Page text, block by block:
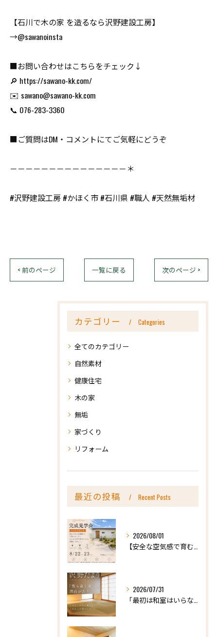
【石川で木の家 を造るなら沢野建設工房】
→@sawanoinsta
■お問い合わせはこちらをチェック↓
🔎 https://sawano-kk.com/
✉️ sawano@sawano-kk.com
📞 076-283-3360
■ご質問はDM・コメントにてご気軽にどうぞ
－－－－－－－－－－－－－－－＊
#沢野建設工房 #かほく市 #石川県 #職人 #天然無垢材
< 前のページ 一覧に戻る 次のページ >
カテゴリー Categories
全てのカテゴリー
自然素材
健康住宅
木の家
無垢
家づくり
リフォーム
最近の投稿 Recent Posts
2026/08/01
【安全な空気感で育む、天然木の家ー完成内見会】
2026/07/31
「最初は和室はいらないかな、と思っていたけれど…」